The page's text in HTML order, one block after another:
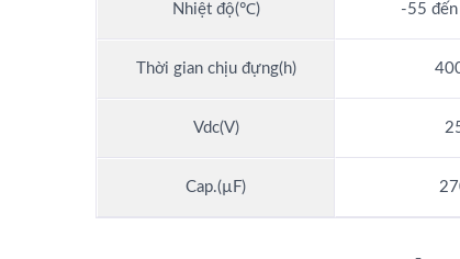
Nhiệt độ(℃) -55
Thời gian chịu đựng(h)
Vdc(V)
Cap.(µF)